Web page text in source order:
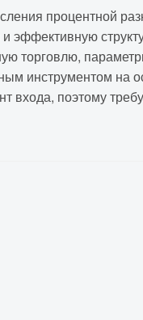
процентной
эффективную
торговлю,
инструментом
поэтому